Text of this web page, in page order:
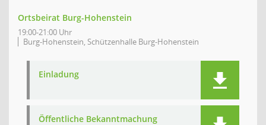
Ortsbeirat Burg-Hohenstein
19:00-21:00 Uhr
Burg-Hohenstein, Schützenhalle Burg-Hohenstein
Einladung
Öffentliche Bekanntmachung